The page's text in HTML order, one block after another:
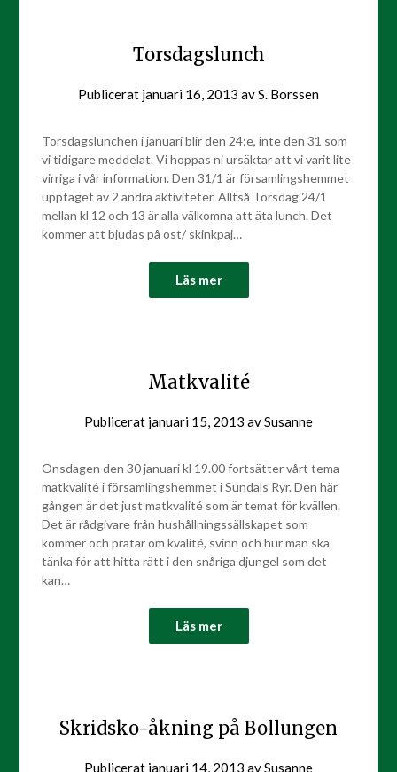
Torsdagslunch
Publicerat januari 16, 2013 avS. Borssen
Torsdagslunchen i januari blir den 24:e, inte den 31 som
vi tidigare meddelat. Vi hoppas ni ursäktar att vi varit lite
virriga i vår information. Den 31/1 är församlingshemmet
upptaget av 2 andra aktiviteter. Alltså Torsdag 24/1
mellan kl 12 och 13 är alla välkomna att äta lunch. Det
kommer att bjudas på ost/ skinkpaj…
Läs mer
Matkvalité
Publicerat januari 15, 2013 avSusanne
Onsdagen den 30 januari kl 19.00 fortsätter vårt tema
matkvalité i församlingshemmet i Sundals Ryr. Den här
gången är det just matkvalité som är temat för kvällen.
Det är rådgivare från hushållningssällskapet som
kommer och pratar om kvalité, svinn och hur man ska
tänka för att hitta rätt i den snåriga djungel som det
kan…
Läs mer
Skridsko-åkning på Bollungen
Publicerat januari 14, 2013 avSusanne